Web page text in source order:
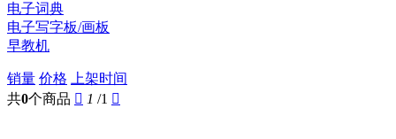
电子词典
电子写字板/画板
早教机
销量 价格 上架时间
共0个商品  1 /1 